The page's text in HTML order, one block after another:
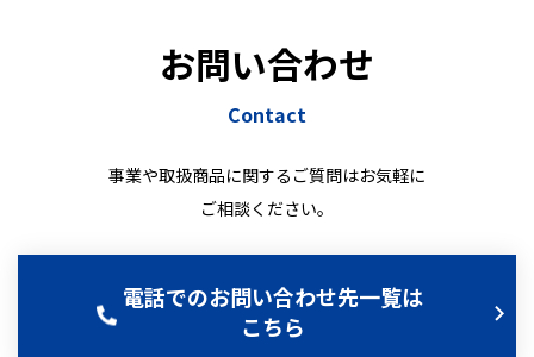
お問い合わせ
Contact
事業や取扱商品に関するご質問はお気軽に
ご相談ください。
電話でのお問い合わせ先一覧は
こちら